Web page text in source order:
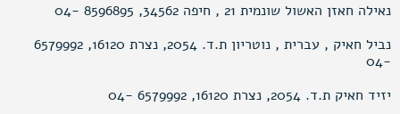
נאילה חאזן האשול שונמית 21 , חיפה 34562, 8596895 -04
נביל חאיק , עברית , נוטריון ת.ד. 2054, נצרת 16120, 6579992
-04
יזיד חאיק ת.ד. 2054, נצרת 16120, 6579992 -04